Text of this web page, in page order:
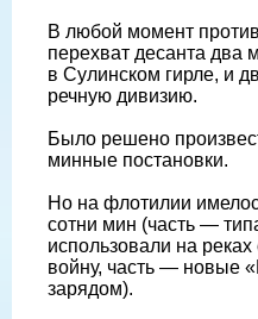
В любой момент
перехват десанта два
в Сулинском гирле, и
речную дивизию.
Было решено
минные постановки.
Но на флотилии
сотни мин (часть —
использовали на
войну, часть — новые
зарядом).